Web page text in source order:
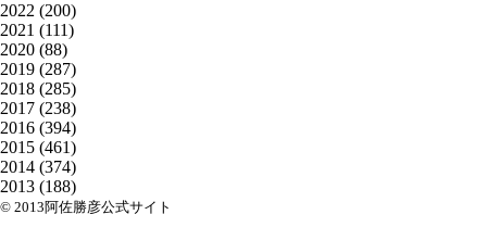
2022 (200)
2021 (111)
2020 (88)
2019 (287)
2018 (285)
2017 (238)
2016 (394)
2015 (461)
2014 (374)
2013 (188)
© 2013阿佐勝彦公式サイト